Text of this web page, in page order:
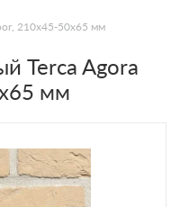
210х45-50х65 мм
Terca Agora
мм